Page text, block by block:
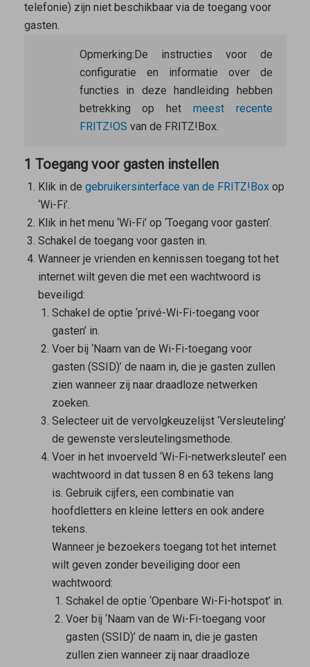
telefonie) zijn niet beschikbaar via de toegang voor
gasten.
Opmerking:De instructies voor de
configuratie en informatie over de
functies in deze handleiding hebben
betrekking op het meest recente
FRITZ!OS van de FRITZ!Box.
1 Toegang voor gasten instellen
Klik in de gebruikersinterface van de FRITZ!Boxop
‘Wi-Fi’.
Klik in het menu ‘Wi-Fi’ op ‘Toegang voor gasten’.
Schakel de toegang voor gasten in.
Wanneer je vrienden en kennissen toegang tot het
internet wilt geven die met een wachtwoord is
beveiligd:
Schakel de optie ‘privé-Wi-Fi-toegang voor
gasten’ in.
Voer bij ‘Naam van de Wi-Fi-toegang voor
gasten (SSID)’ de naam in, die je gasten zullen
zien wanneer zij naar draadloze netwerken
zoeken.
Selecteer uit de vervolgkeuzelijst ‘Versleuteling’
de gewenste versleutelingsmethode.
Voer in het invoerveld ‘Wi-Fi-netwerksleutel’ een
wachtwoord in dat tussen 8 en 63 tekens lang
is. Gebruik cijfers, een combinatie van
hoofdletters en kleine letters en ook andere
tekens.
Wanneer je bezoekers toegang tot het internet
wilt geven zonder beveiliging door een
wachtwoord:
Schakel de optie ‘Openbare Wi-Fi-hotspot’ in.
Voer bij ‘Naam van de Wi-Fi-toegang voor
gasten (SSID)’ de naam in, die je gasten
zullen zien wanneer zij naar draadloze